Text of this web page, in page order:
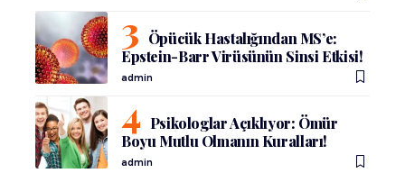
Öpücük Hastalığından MS’e:
Epstein-Barr Virüsünün Sinsi Etkisi!
admin
Psikologlar Açıklıyor: Ömür
Boyu Mutlu Olmanın Kuralları!
admin